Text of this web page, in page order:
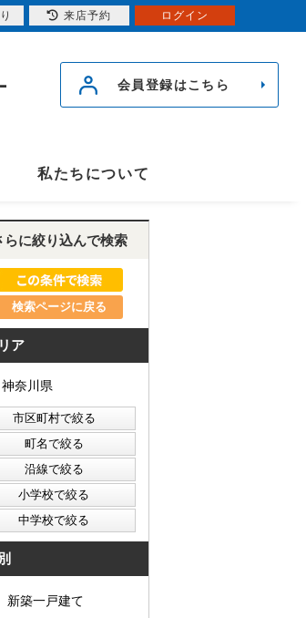
会員登録はこちら
私たちについて
らに絞り込んで検索
検索ページに戻る
ア
神奈川県
新築一戸建て
来店予約 ログイン